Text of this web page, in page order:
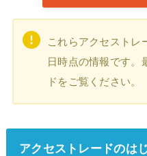
これらアクセストレ
日時点の情報です。
ドをご覧ください。
アクセストレードのは